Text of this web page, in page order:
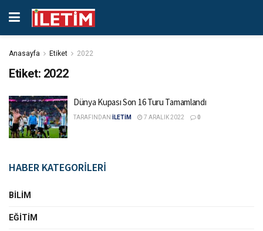
Anasayfa Etiket 2022
Etiket: 2022
Dünya Kupası Son 16 Turu Tamamlandı
TARAFINDAN İLETİM 7 ARALIK 2022 0
HABER KATEGORİLERİ
BILIM
EĞITIM